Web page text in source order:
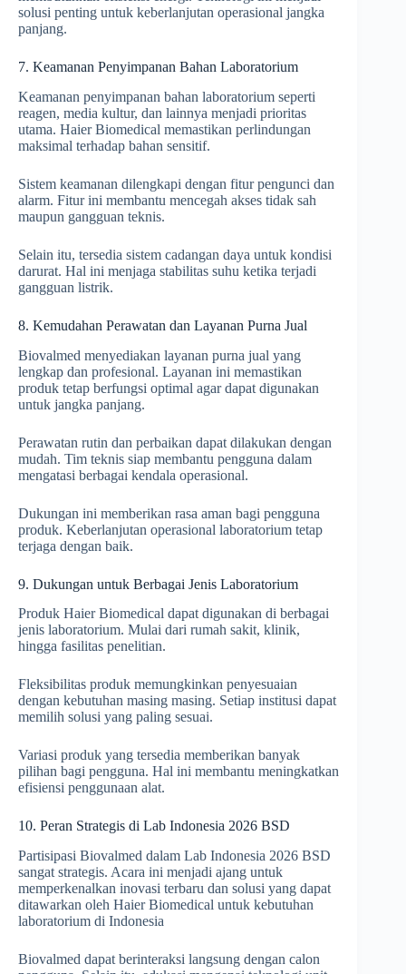
solusi penting untuk keberlanjutan operasional jangka
panjang.
7. Keamanan Penyimpanan Bahan Laboratorium
Keamanan penyimpanan bahan laboratorium seperti
reagen, media kultur, dan lainnya menjadi prioritas
utama. Haier Biomedical memastikan perlindungan
maksimal terhadap bahan sensitif.
Sistem keamanan dilengkapi dengan fitur pengunci dan
alarm. Fitur ini membantu mencegah akses tidak sah
maupun gangguan teknis.
Selain itu, tersedia sistem cadangan daya untuk kondisi
darurat. Hal ini menjaga stabilitas suhu ketika terjadi
gangguan listrik.
8. Kemudahan Perawatan dan Layanan Purna Jual
Biovalmed menyediakan layanan purna jual yang
lengkap dan profesional. Layanan ini memastikan
produk tetap berfungsi optimal agar dapat digunakan
untuk jangka panjang.
Perawatan rutin dan perbaikan dapat dilakukan dengan
mudah. Tim teknis siap membantu pengguna dalam
mengatasi berbagai kendala operasional.
Dukungan ini memberikan rasa aman bagi pengguna
produk. Keberlanjutan operasional laboratorium tetap
terjaga dengan baik.
9. Dukungan untuk Berbagai Jenis Laboratorium
Produk Haier Biomedical dapat digunakan di berbagai
jenis laboratorium. Mulai dari rumah sakit, klinik,
hingga fasilitas penelitian.
Fleksibilitas produk memungkinkan penyesuaian
dengan kebutuhan masing masing. Setiap institusi dapat
memilih solusi yang paling sesuai.
Variasi produk yang tersedia memberikan banyak
pilihan bagi pengguna. Hal ini membantu meningkatkan
efisiensi penggunaan alat.
10. Peran Strategis di Lab Indonesia 2026 BSD
Partisipasi Biovalmed dalam Lab Indonesia 2026 BSD
sangat strategis. Acara ini menjadi ajang untuk
memperkenalkan inovasi terbaru dan solusi yang dapat
ditawarkan oleh Haier Biomedical untuk kebutuhan
laboratorium di Indonesia
Biovalmed dapat berinteraksi langsung dengan calon